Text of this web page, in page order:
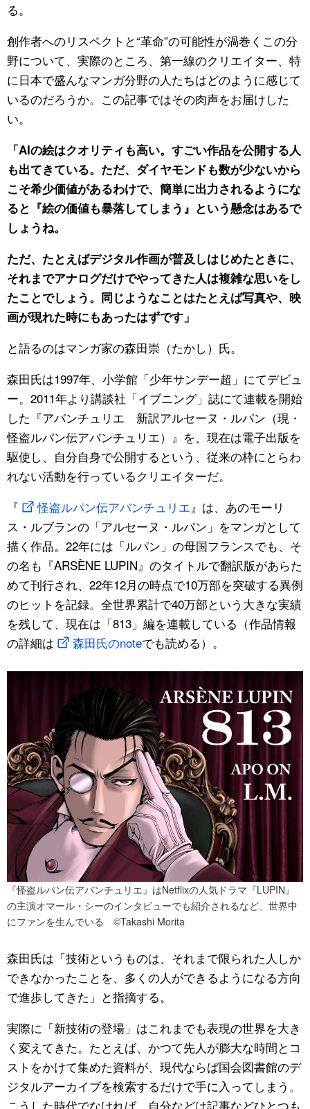
る。
創作者へのリスペクトと“革命”の可能性が渦巻くこの分
野について、実際のところ、第一線のクリエイター、特
に日本で盛んなマンガ分野の人たちはどのように感じて
いるのだろうか。この記事ではその肉声をお届けした
い。
「AIの絵はクオリティも高い。すごい作品を公開する人
も出てきている。ただ、ダイヤモンドも数が少ないから
こそ希少価値があるわけで、簡単に出力されるようにな
ると『絵の価値も暴落してしまう』という懸念はあるで
しょうね。
ただ、たとえばデジタル作画が普及しはじめたときに、
それまでアナログだけでやってきた人は複雑な思いをし
たことでしょう。同じようなことはたとえば写真や、映
画が現れた時にもあったはずです」
と語るのはマンガ家の森田崇（たかし）氏。
森田氏は1997年、小学館「少年サンデー超」にてデビュ
ー。2011年より講談社「イブニング」誌にて連載を開始
した『アバンチュリエ 新訳アルセーヌ・ルパン（現・
怪盗ルパン伝アバンチュリエ）』を、現在は電子出版を
駆使し、自分自身で公開するという、従来の枠にとらわ
れない活動を行っているクリエイターだ。
『
怪盗ルパン伝アバンチュリエ』は、あのモーリ
ス・ルブランの「アルセーヌ・ルパン」をマンガとして
描く作品。22年には「ルパン」の母国フランスでも、そ
の名も『ARSÈNE LUPIN』のタイトルで翻訳版があらた
めて刊行され、22年12月の時点で10万部を突破する異例
のヒットを記録。全世界累計で40万部という大きな実績
を残して、現在は「813」編を連載している（作品情報
の詳細は
森田氏のnoteでも読める）。
『怪盗ルパン伝アバンチュリエ』はNetflixの人気ドラマ『LUPIN』
の主演オマール・シーのインタビューでも紹介されるなど、世界中
にファンを生んでいる ©Takashi Morita
森田氏は「技術というものは、それまで限られた人しか
できなかったことを、多くの人ができるようになる方向
で進歩してきた」と指摘する。
実際に「新技術の登場」はこれまでも表現の世界を大き
く変えてきた。たとえば、かつて先人が膨大な時間とコ
ストをかけて集めた資料が、現代ならば国会図書館のデ
ジタルアーカイブを検索するだけで手に入ってしまう。
こうした時代でなければ、自分などは記事などひとつも